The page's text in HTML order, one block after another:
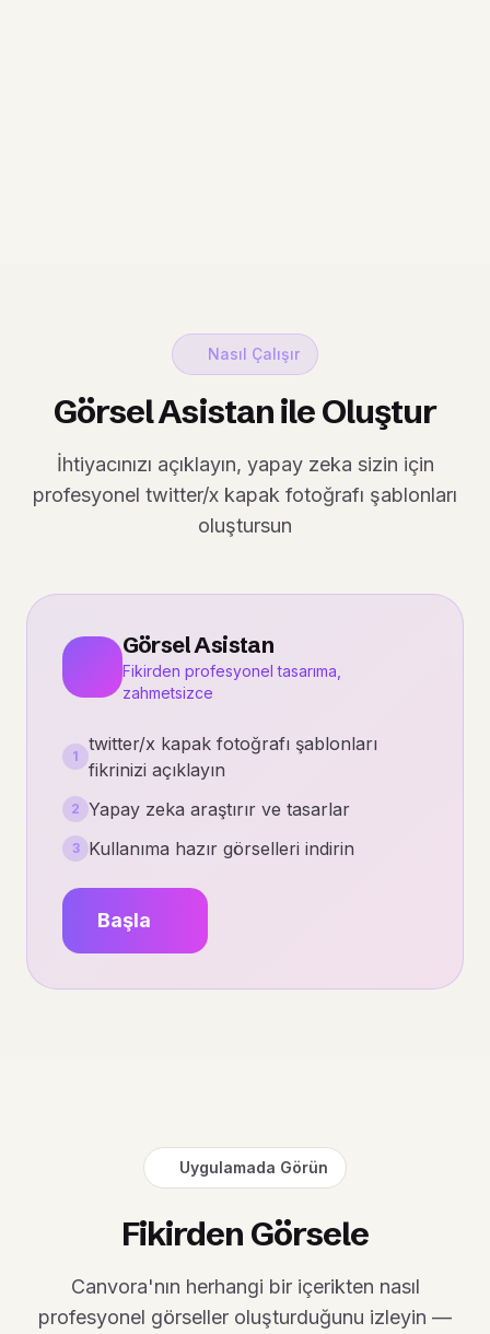
Nasıl Çalışır
Görsel Asistan ile Oluştur
İhtiyacınızı açıklayın, yapay zeka sizin için
profesyonel twitter/x kapak fotoğrafı şablonları
oluştursun
Görsel Asistan
Fikirden profesyonel tasarıma,
zahmetsizce
1
twitter/x kapak fotoğrafı şablonları
fikrinizi açıklayın
2 Yapay zeka araştırır ve tasarlar
3 Kullanıma hazır görselleri indirin
Başla
Uygulamada Görün
Fikirden Görsele
Canvora'nın herhangi bir içerikten nasıl
profesyonel görseller oluşturduğunu izleyin —